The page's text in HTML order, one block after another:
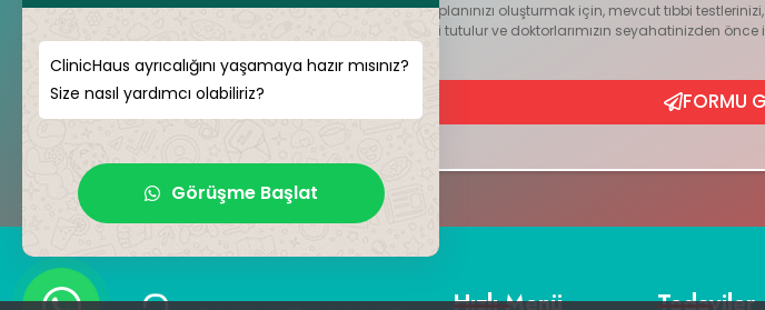
Kişiselleştirilmiş tedavi planınızı oluşturmak için, mevcut tıbbi
dosyalar kesinlikle gizli tutulur ve doktorlarımızın seyahatinizden
FORMU
Hızlı Menü Tedaviler
ClinicHaus ayrıcalığını yaşamaya hazır mısınız?
Size nasıl yardımcı olabiliriz?
Görüşme Başlat